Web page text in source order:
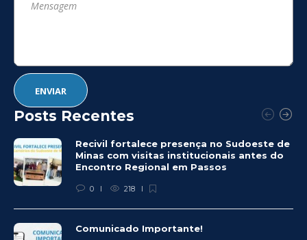
Posts Recentes
Recivil fortalece presença no Sudoeste de
Minas com visitas institucionais antes do
Encontro Regional em Passos
0 218
Comunicado Importante!